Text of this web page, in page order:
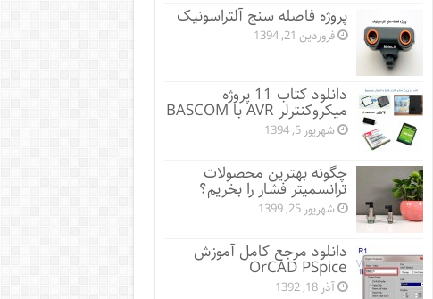
پروژه فاصله سنج آلتراسونیک
فروردین 21, 1394
دانلود کتاب 11 پروژه
میکروکنترلر AVR با BASCOM
شهریور 5, 1394
چگونه بهترین محصولات
ترانسمیتر فشار را بخریم؟
شهریور 25, 1399
دانلود مرجع کامل آموزش
OrCAD PSpice
آذر 18, 1392